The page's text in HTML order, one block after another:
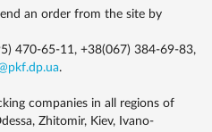
an order from the site by
470-65-11, +38(067) 384-69-83,
.
companies in all regions of
Zhitomir, Kiev, Ivano-